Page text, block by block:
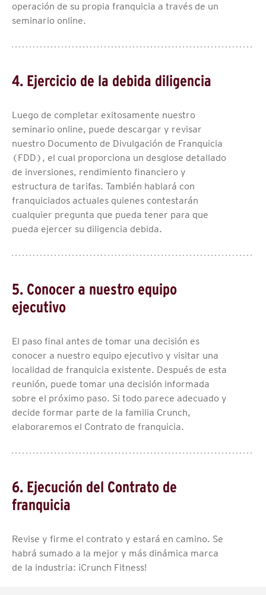
operación de su propia franquicia a través de un
seminario online.
4. Ejercicio de la debida diligencia
Luego de completar exitosamente nuestro
seminario online, puede descargar y revisar
nuestro Documento de Divulgación de Franquicia
(FDD), el cual proporciona un desglose detallado
de inversiones, rendimiento financiero y
estructura de tarifas. También hablará con
franquiciados actuales quienes contestarán
cualquier pregunta que pueda tener para que
pueda ejercer su diligencia debida.
5. Conocer a nuestro equipo
ejecutivo
El paso final antes de tomar una decisión es
conocer a nuestro equipo ejecutivo y visitar una
localidad de franquicia existente. Después de esta
reunión, puede tomar una decisión informada
sobre el próximo paso. Si todo parece adecuado y
decide formar parte de la familia Crunch,
elaboraremos el Contrato de franquicia.
6. Ejecución del Contrato de
franquicia
Revise y firme el contrato y estará en camino. Se
habrá sumado a la mejor y más dinámica marca
de la industria: ¡Crunch Fitness!